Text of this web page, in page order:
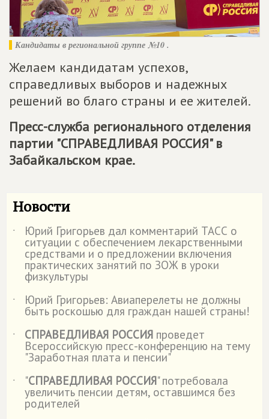
Кандидаты в региональной группе №10 .
Желаем кандидатам успехов,
справедливых выборов и надежных
решений во благо страны и ее жителей.
Пресс-служба регионального отделения
партии "СПРАВЕДЛИВАЯ РОССИЯ" в
Забайкальском крае.
Новости
˙ Юрий Григорьев дал комментарий ТАСС о
ситуации с обеспечением лекарственными
средствами и о предложении включения
практических занятий по ЗОЖ в уроки
физкультуры
˙
Юрий Григорьев: Авиаперелеты не должны
быть роскошью для граждан нашей страны!
˙
СПРАВЕДЛИВАЯ РОССИЯ проведет
Всероссийскую пресс-конференцию на тему
"Заработная плата и пенсии"
˙
"СПРАВЕДЛИВАЯ РОССИЯ" потребовала
увеличить пенсии детям, оставшимся без
родителей